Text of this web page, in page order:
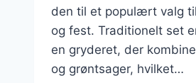
den til et populært valg
og fest. Traditionelt set
en gryderet, der
og grøntsager, hvilket…